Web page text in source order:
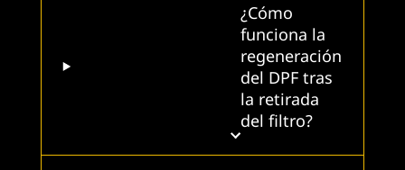
¿Cómo
funciona la
regeneración
del DPF tras
la retirada
del filtro?